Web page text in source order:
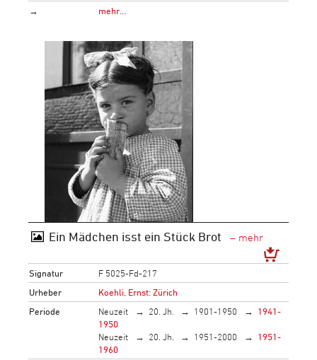
→
mehr…
Ein Mädchen isst ein Stück Brot
Signatur
F 5025-Fd-217
Urheber
Koehli, Ernst: Zürich
Periode
Neuzeit 20. Jh. 1901-1950
1941-
1950
Neuzeit
20. Jh. 1951-2000
1951-
1960